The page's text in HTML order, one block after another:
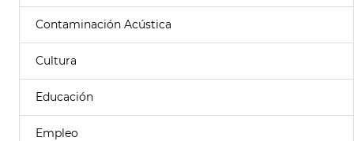
Contaminación Acústica
Cultura
Educación
Empleo